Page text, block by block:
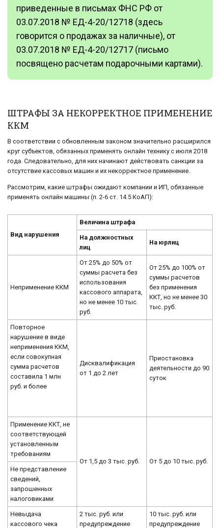
приведенные в письмах ФНС РФ от
03.07.2018 № ЕД-4-20/12718 (здесь
говорится о продажах за наличные), от
03.07.2018 № ЕД-4-20/12717 (письмо
посвящено расчетам подарочными картами).
ШТРАФЫ ЗА НЕКОРРЕКТНОЕ ПРИМЕНЕНИЕ
ККМ
В соответствии с обновленным законом значительно расширился
круг субъектов, обязанных применять онлайн технику с июля 2018
года. Следовательно, для них начинают действовать санкции за
отсутствие кассовых машин и их некорректное применение.
Рассмотрим, какие штрафы ожидают компании и ИП, обязанные
применять онлайн машины (п. 2-6 ст. 14.5 КоАП):
Вид нарушения
Величина штрафа
На должностных
лиц
На юрлиц
Неприменение ККМ
От 25% до 50% от
суммы расчета без
использования
кассового аппарата,
но не менее 10 тыс.
руб.
От 25% до 100% от
суммы расчетов
без применения
ККТ, но не менее 30
тыс. руб.
Повторное
нарушение в виде
неприменения ККМ,
если совокупная
сумма расчетов
составила 1 млн
руб. и более
Дисквалификация
от 1 до 2 лет
Приостановка
деятельности до 90
суток
Применение ККТ, не
соответствующей
установленным
требованиям
От 1,5 до 3 тыс. руб.
От 5 до 10 тыс. руб.
Не представление
сведений,
запрошенных
налоговиками
Невыдача
кассового чека
2 тыс. руб. или
предупреждение
10 тыс. руб. или
предупреждение